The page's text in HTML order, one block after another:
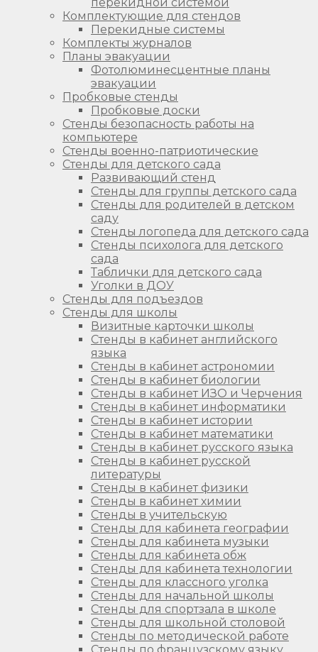
Комплектующие для стендов
Перекидные системы
Комплекты журналов
Планы эвакуации
Фотолюминесцентные планы
эвакуации
Пробковые стенды
Пробковые доски
Стенды безопасность работы на
компьютере
Стенды военно-патриотические
Стенды для детского сада
Развивающий стенд
Стенды для группы детского сада
Стенды для родителей в детском
саду
Стенды логопеда для детского сада
Стенды психолога для детского
сада
Таблички для детского сада
Уголки в ДОУ
Стенды для подъездов
Стенды для школы
Визитные карточки школы
Стенды в кабинет английского
языка
Стенды в кабинет астрономии
Стенды в кабинет биологии
Стенды в кабинет ИЗО и Черчения
Стенды в кабинет информатики
Стенды в кабинет истории
Стенды в кабинет математики
Стенды в кабинет русского языка
Стенды в кабинет русской
литературы
Стенды в кабинет физики
Стенды в кабинет химии
Стенды в учительскую
Стенды для кабинета географии
Стенды для кабинета музыки
Стенды для кабинета обж
Стенды для кабинета технологии
Стенды для классного уголка
Стенды для начальной школы
Стенды для спортзала в школе
Стенды для школьной столовой
Стенды по методической работе